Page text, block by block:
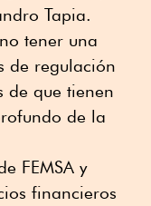
Tapia.
tener una
de regulación
de que tienen
de la
FEMSA y
financieros